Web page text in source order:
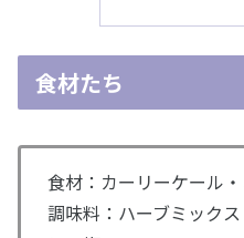
食材たち
食材：カーリーケール
調味料：ハーブミック